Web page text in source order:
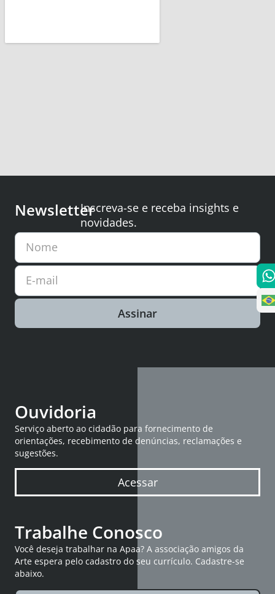
NewsletterInscreva-se e receba insights e
novidades.
Nome
E-mail
Assinar
Ouvidoria
Serviço aberto ao cidadão para fornecimento de
orientações, recebimento de denúncias, reclamações e
sugestões.
Acessar
Trabalhe Conosco
Você deseja trabalhar na Apaa? A associação amigos da
Arte espera pelo cadastro do seu currículo. Cadastre-se
abaixo.